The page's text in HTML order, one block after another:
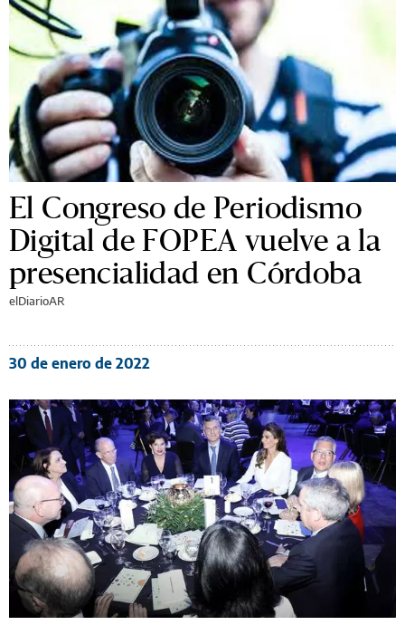
El Congreso de Periodismo
Digital de FOPEA vuelve a la
presencialidad en Córdoba
elDiarioAR
30 de enero de 2022